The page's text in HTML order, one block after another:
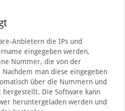
Anbietern die IPs und
eingegeben werden,
Nummer, die von der
man diese eingegeben
über die Nummern und
hergestellt. Die Software kann
heruntergeladen werden und